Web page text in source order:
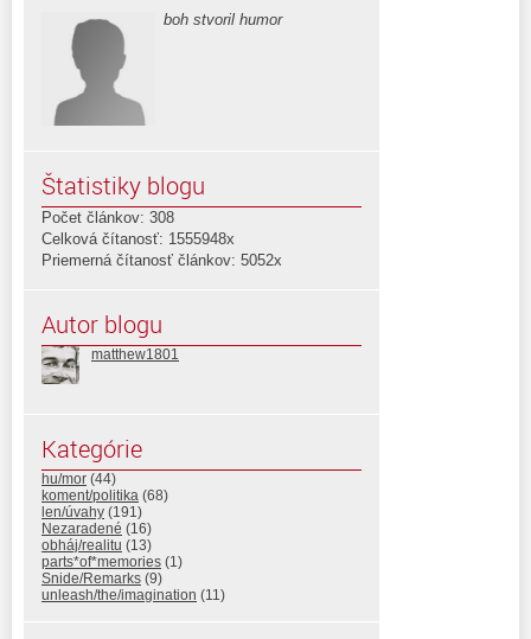
boh stvoril humor
Štatistiky blogu
Počet článkov: 308
Celková čítanosť: 1555948x
Priemerná čítanosť článkov: 5052x
Autor blogu
matthew1801
Kategórie
hu/mor (44)
koment/politika (68)
len/úvahy (191)
Nezaradené (16)
obháj/realitu (13)
parts*of*memories (1)
Snide/Remarks (9)
unleash/the/imagination (11)